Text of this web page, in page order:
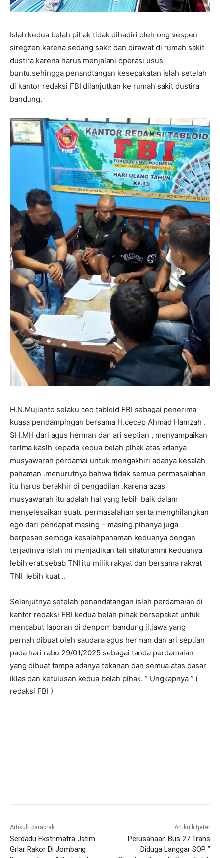
Islah kedua belah pihak tidak dihadiri oleh ong vespen
siregzen karena sedang sakit dan dirawat di rumah sakit
dustira karena harus menjalani operasi usus
buntu.sehingga penandtangan kesepakatan islah setelah
di kantor redaksi FBI dilanjutkan ke rumah sakit dustira
bandung.
H.N.Mujianto selaku ceo tabloid FBI sebagai penerima
kuasa pendampingan bersama H.cecep Ahmad Hamzah .
SH.MH dari agus herman dan ari septian , menyampaikan
terima kasih kepada kedua belah pihak atas adanya
musyawarah perdamai untuk mengakhiri adanya kesalah
pahaman .menurutnya bahwa tidak semua permasalahan
itu harus berakhir di pengadilan .karena azas
musyawarah itu adalah hal yang lebih baik dalam
menyelesaikan suatu permasalahan serta menghilangkan
ego dari pendapat masing – masing.pihanya juga
berpesan semoga kesalahpahaman keduanya dengan
terjadinya islah ini menjadikan tali silaturahmi keduanya
lebih erat.sebab TNI itu milik rakyat dan bersama rakyat
TNI lebih kuat ..
Selanjutnya setelah penandatangan islah perdamaian di
kantor redaksi FBI kedua belah pihak bersepakat untuk
mencabut laporan di denpom bandung jl.jawa yang
pernah dibuat oleh saudara agus herman dan ari septian
pada hari rabu 29/01/2025 sebagai tanda perdamaian
yang dibuat tampa adanya tekanan dan semua atas dasar
iklas dan ketulusan kedua belah pihak. ” Ungkapnya ” (
redaksi FBI )
Artikulli paraprak
Serdadu Ekstrimatra Jatim
Grlar Rakor Di Jombang
Artikulli tjetër
Perusahaan Bus 27 Trans
Diduga Langgar SOP ”